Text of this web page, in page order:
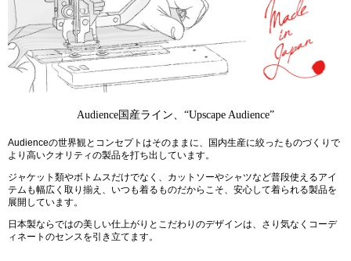
Audience国産ライン、“Upscape Audience”
Audienceの世界観とコンセプトはそのままに、国内生産に絞ったものづくりで
より高いクオリティの製品を打ち出しています。
ジャケット類やボトムスだけでなく、カットソーやシャツなど普段使えるアイ
テムも幅広く取り揃え、いつも着るものだからこそ、安心して着られる製品を
展開しています。
日本製ならではの美しい仕上がりとこだわりのデザインは、さり気なくコーデ
ィネートのセンスを引き立てます。